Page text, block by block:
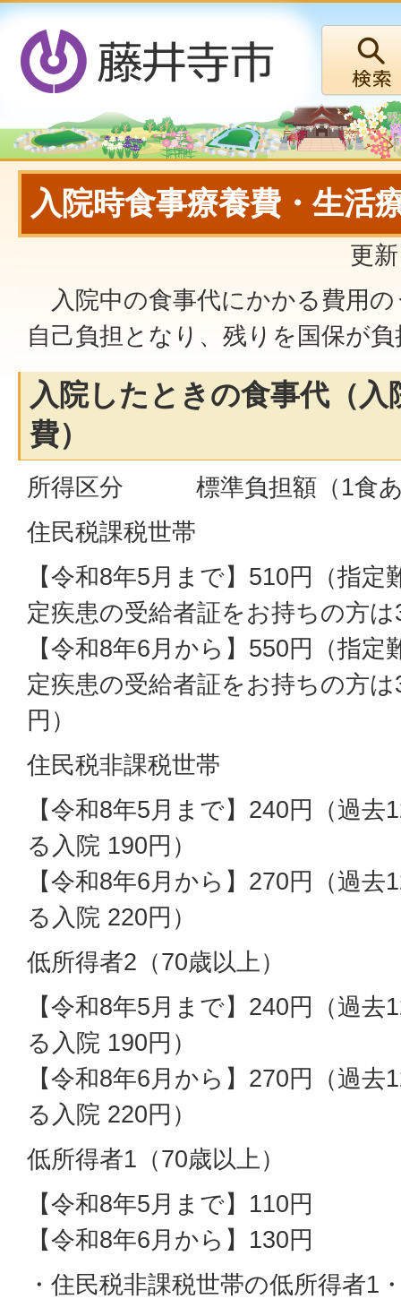
入院時食事療養費・生活
更
入院中の食事代にかかる費用の
自己負担となり、残りを国保が
入院したときの食事代（入
費）
所得区分 標準負担額（1食あ
住民税課税世帯
【令和8年5月まで】510円（指定
定疾患の受給者証をお持ちの方は
【令和8年6月から】550円（指定
定疾患の受給者証をお持ちの方は
円）
住民税非課税世帯
【令和8年5月まで】240円（過
る入院 190円）
【令和8年6月から】270円（過
る入院 220円）
低所得者2（70歳以上）
【令和8年5月まで】240円（過
る入院 190円）
【令和8年6月から】270円（過
る入院 220円）
低所得者1（70歳以上）
【令和8年5月まで】110円
【令和8年6月から】130円
・住民税非課税世帯の低所得者1